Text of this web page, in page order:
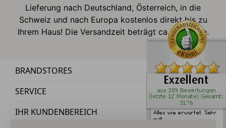
Lieferung nach Deutschland, Österreich, in die
Schweiz und nach Europa kostenlos direkt bis zu
Ihrem Haus! Die Versandzeit beträgt ca. 2-3 Tage.
BRANDSTORES
SERVICE
IHR KUNDENBEREICH